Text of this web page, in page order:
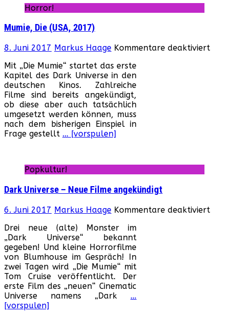
Horror!
Mumie, Die (USA, 2017)
8. Juni 2017 Markus Haage Kommentare deaktiviertfür
Mit „Die Mumie“ startet das erste
Kapitel des Dark Universe in den
deutschen Kinos. Zahlreiche
Filme sind bereits angekündigt,
ob diese aber auch tatsächlich
umgesetzt werden können, muss
nach dem bisherigen Einspiel in
Frage gestellt … [vorspulen]
Popkultur!
Dark Universe – Neue Filme angekündigt
6. Juni 2017 Markus Haage Kommentare deaktiviert
Drei neue (alte) Monster im
„Dark Universe“ bekannt
gegeben! Und kleine Horrorfilme
von Blumhouse im Gespräch! In
zwei Tagen wird „Die Mumie“ mit
Tom Cruise veröffentlicht. Der
erste Film des „neuen“ Cinematic
Universe namens „Dark …
[vorspulen]